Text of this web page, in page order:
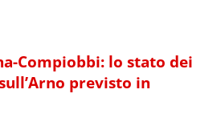
Compiobbi: lo stato dei
previsto in